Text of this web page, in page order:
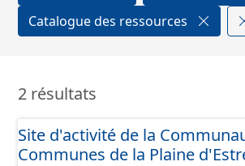
Catalogue des ressources
2 résultats
Site d'activité de la
Communes de la Plaine